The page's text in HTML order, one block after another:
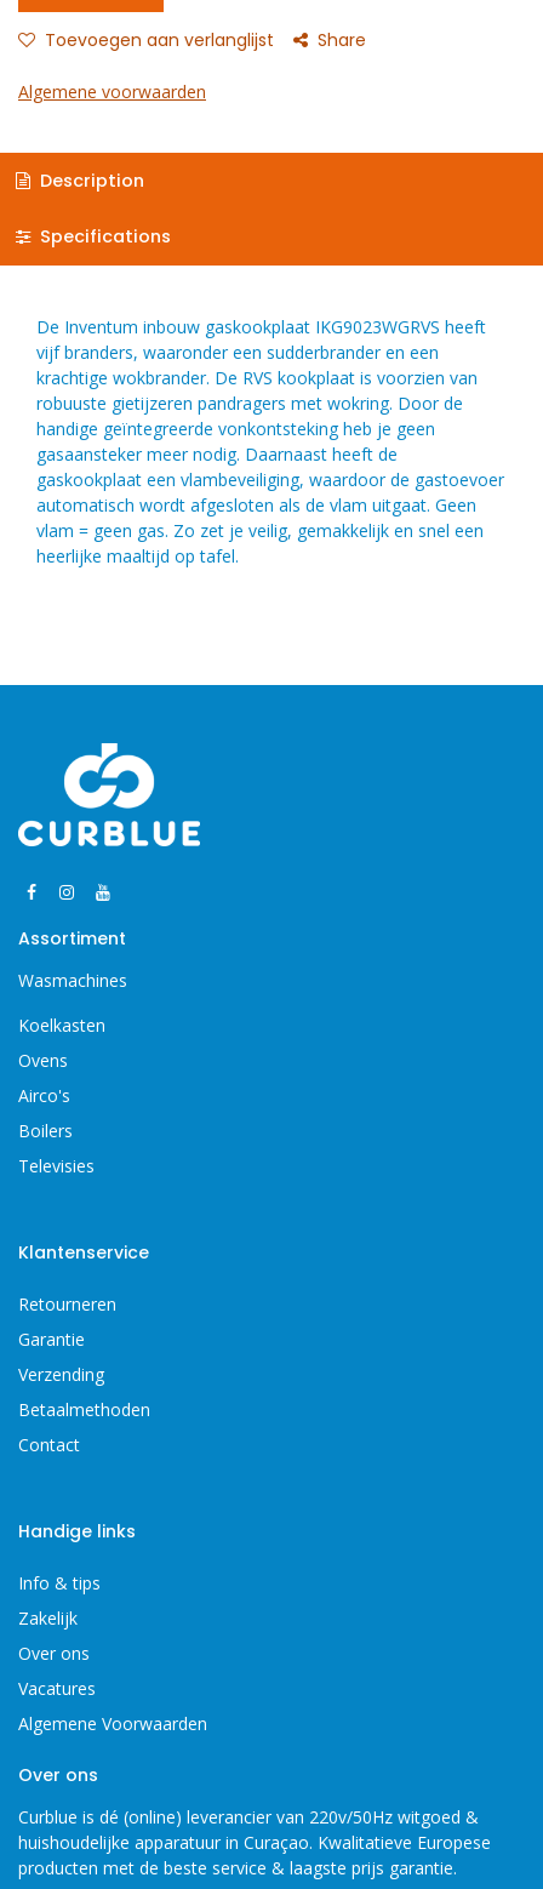
Toevoegen aan verlanglijst Share
Algemene voorwaarden
Description
Specifications
De Inventum inbouw gaskookplaat IKG9023WGRVS heeft
vijf branders, waaronder een sudderbrander en een
krachtige wokbrander. De RVS kookplaat is voorzien van
robuuste gietijzeren pandragers met wokring. Door de
handige geïntegreerde vonkontsteking heb je geen
gasaansteker meer nodig. Daarnaast heeft de
gaskookplaat een vlambeveiliging, waardoor de gastoevoer
automatisch wordt afgesloten als de vlam uitgaat. Geen
vlam = geen gas. Zo zet je veilig, gemakkelijk en snel een
heerlijke maaltijd op tafel.
Assortiment
Wasmachines
Koelkasten
Ovens
Airco's
Boilers
Televisies
Klantenservice
Retourneren
Garantie
Verzending
Betaalmethoden
Contact
Handige links
Info & tips
Zakelijk
Over ons
Vacatures
Algemene Voorwaarden
Over ons
Curblue is dé (online) leverancier van 220v/50Hz witgoed &
huishoudelijke apparatuur in Curaçao. Kwalitatieve Europese
producten met de beste service & laagste prijs garantie.